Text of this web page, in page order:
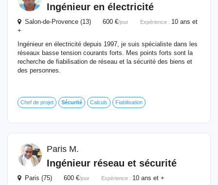
Ingénieur en électricité
Salon-de-Provence (13) 600 €/jour Expérience : 10 ans et
+
Ingénieur en électricité depuis 1997, je suis spécialiste dans les
réseaux basse tension courants forts. Mes points forts sont la
recherche de fiabilisation de réseau et la sécurité des biens et
des personnes.
Chef de projet Sécurité Calculs Fiabilisation
Paris M.
Ingénieur réseau et sécurité
Paris (75) 600 €/jour Expérience : 10 ans et +